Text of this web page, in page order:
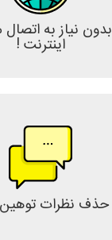
بدون نیاز به اتصال
اینترنت !
حذف نظرات توهین